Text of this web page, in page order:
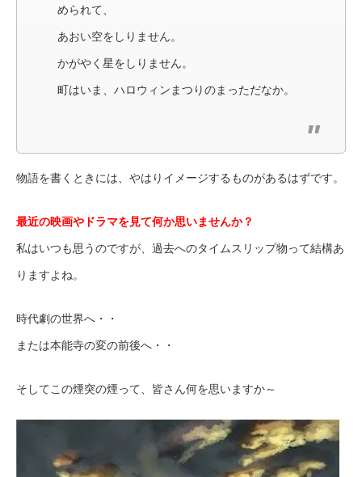
められて、
あおい空をしりません。
かがやく星をしりません。
町はいま、ハロウィンまつりのまっただなか。
物語を書くときには、やはりイメージするものがあるはずです。
最近の映画やドラマを見て何か思いませんか？
私はいつも思うのですが、過去へのタイムスリップ物って結構あ
りますよね。
時代劇の世界へ・・
または本能寺の変の前後へ・・
そしてこの煙突の煙って、皆さん何を思いますか～